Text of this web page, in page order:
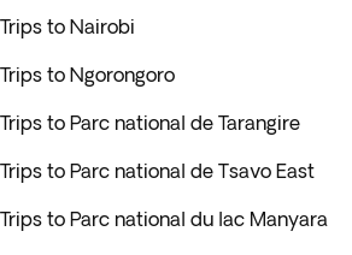
Trips to Nairobi
Trips to Ngorongoro
Trips to Parc national de Tarangire
Trips to Parc national de Tsavo East
Trips to Parc national du lac Manyara